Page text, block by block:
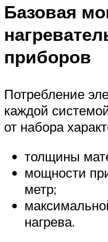
Базовая
приборов
Потребление
каждой
от набора
толщины
мощности
метр;
нагрева.